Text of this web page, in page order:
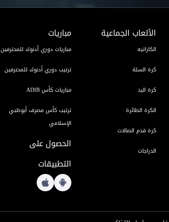
الألعاب الجماعية
الكاراتيه
كرة السلة
كرة اليد
الكرة الطائرة
كرة قدم الصالات
الدراجات
مباريات
مباريات دوري أدنوك للمحترفين
ترتيب دوري أدنوك للمحترفين
مباريات كأس ADIB
ترتيب كأس مصرف أبوظبي
الإسلامي
الحصول على
التطبيقات